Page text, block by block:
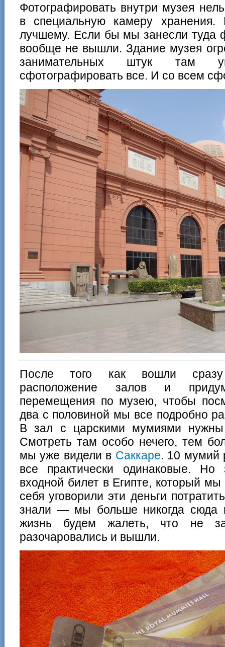
Фотографировать внутри музея
в специальную камеру
лучшему. Если бы мы занесли туда
вообще не вышли. Здание музея
занимательных штук там
сфотографировать все. И со всем
После того как вошли сразу
расположение залов и
перемещения по музею, чтобы
два с половиной мы все подробно
В зал с царскими мумиями нужны
Смотреть там особо нечего, тем
мы уже видели в Саккаре. 10 мумий
все практически одинаковые.
входной билет в Египте, который
себя уговорили эти деньги
знали — мы больше никогда сюда
жизнь будем жалеть, что не
разочаровались и вышли.